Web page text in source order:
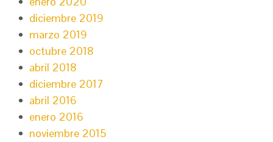
diciembre 2019
marzo 2019
octubre 2018
abril 2018
diciembre 2017
abril 2016
enero 2016
noviembre 2015